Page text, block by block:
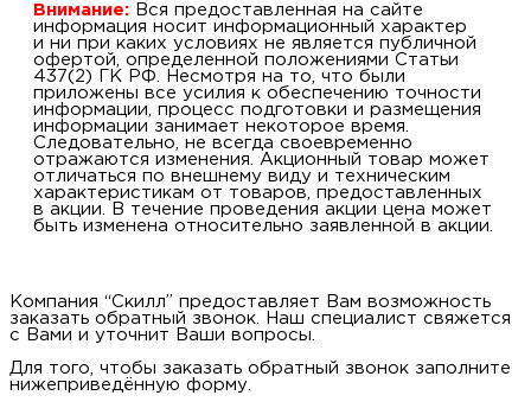
Внимание: Вся предоставленная на сайте
информация носит информационный характер
и ни при каких условиях не является публичной
офертой, определенной положениями Статьи
437(2) ГК РФ. Несмотря на то, что были
приложены все усилия к обеспечению точности
информации, процесс подготовки и размещения
информации занимает некоторое время.
Следовательно, не всегда своевременно
отражаются изменения. Акционный товар может
отличаться по внешнему виду и техническим
характеристикам от товаров, предоставленных
в акции. В течение проведения акции цена может
быть изменена относительно заявленной в акции.
Компания “Скилл” предоставляет Вам возможность
заказать обратный звонок. Наш специалист свяжется
с Вами и уточнит Ваши вопросы.
Для того, чтобы заказать обратный звонок заполните
нижеприведённую форму.